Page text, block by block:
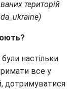
територій
настільки
все у
дотримуватися